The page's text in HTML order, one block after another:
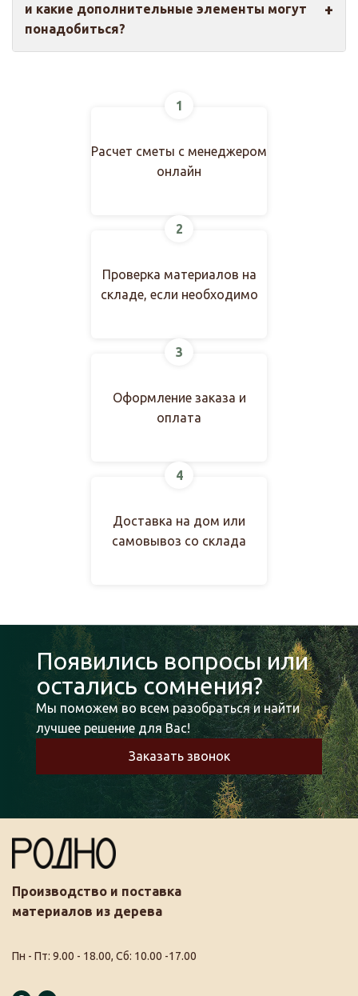
полироль. Это особенно важно для моделей в
эмали и с элементами стекла.
и какие дополнительные элементы могут
понадобиться?
коробка. Наши менеджеры помогут подобрать
1
Расчет сметы с менеджером
онлайн
2
Проверка материалов на
складе, если необходимо
3
Оформление заказа и
оплата
4
Доставка на дом или
самовывоз со склада
Появились вопросы или
остались сомнения?
Мы поможем во всем разобраться и найти
лучшее решение для Вас!
Заказать звонок
Производство и поставка
материалов из дерева
Пн - Пт: 9.00 - 18.00, Сб: 10.00 -17.00